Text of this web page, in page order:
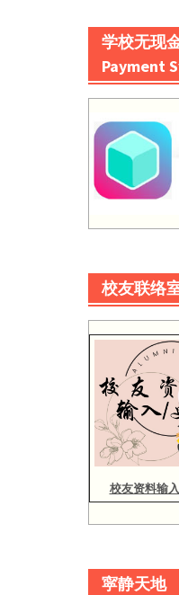
学校无现
Payment
校友联络
校友资料输
寜静天地